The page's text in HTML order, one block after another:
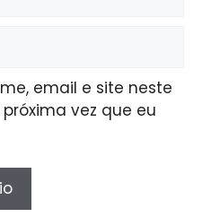
email e site neste
vez que eu